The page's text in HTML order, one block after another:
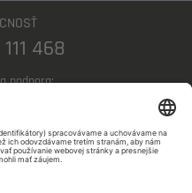
468
podpora: